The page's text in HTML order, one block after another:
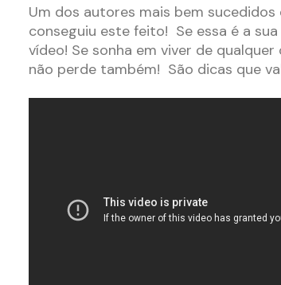
Um dos autores mais bem
conseguiu este feito! Se essa é a
vídeo! Se sonha em viver de
não perde também! São dicas que